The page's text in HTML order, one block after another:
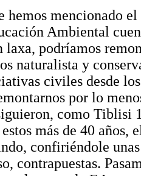
hemos mencionado
Ambiental
laxa, podríamos
naturalista y
civiles desde
por lo
como Tiblisi
más de 40 años,
confiriéndole
contrapuestas.